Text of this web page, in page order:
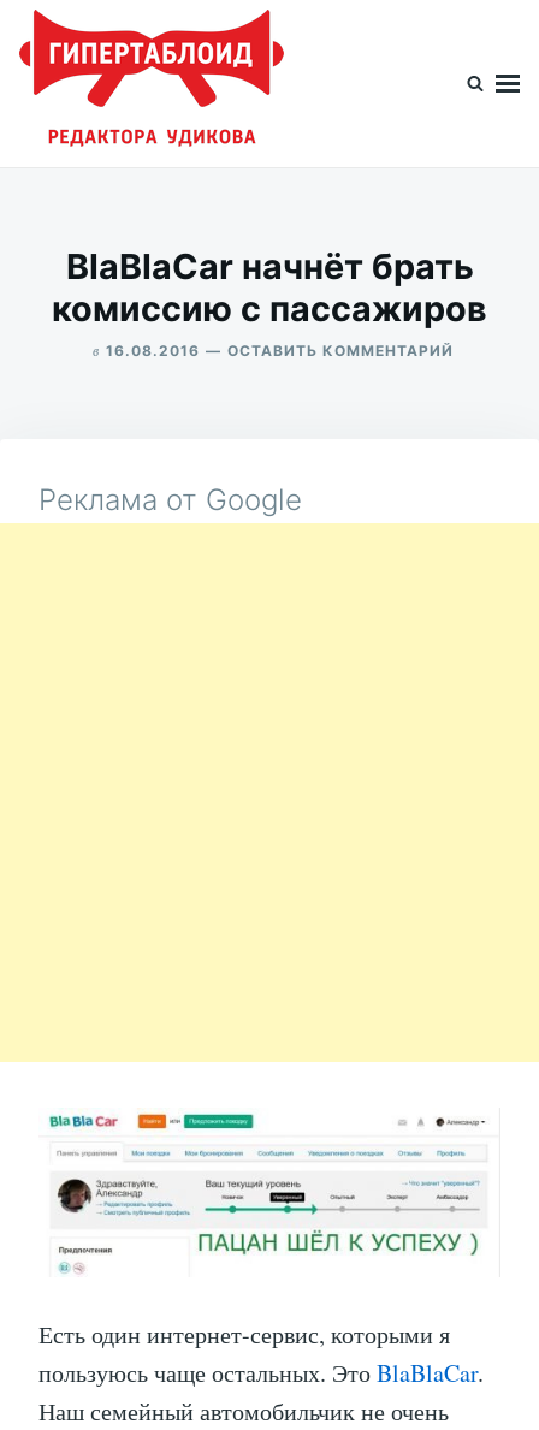
Перейти
содержимому
Искать:
BlaBlaCar начнёт брать
комиссию с пассажиров
в 16.08.2016 ОСТАВИТЬ КОММЕНТАРИЙ
Реклама от Google
Есть один интернет-сервис, которыми я
пользуюсь чаще остальных. ЭтоBlaBlaCar.
Наш семейный автомобильчик не очень